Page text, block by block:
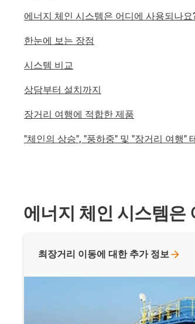
에너지 체인 시스템은 어디에 사용되나요
한눈에 보는 장점
시스템 비교
상담부터 설치까지
장거리 여행에 적합한 제품
"체인의 상승", "풍하중" 및 "장거리 여행"
에너지 체인 시스템은
최장거리 이동에 대한 추가 정보